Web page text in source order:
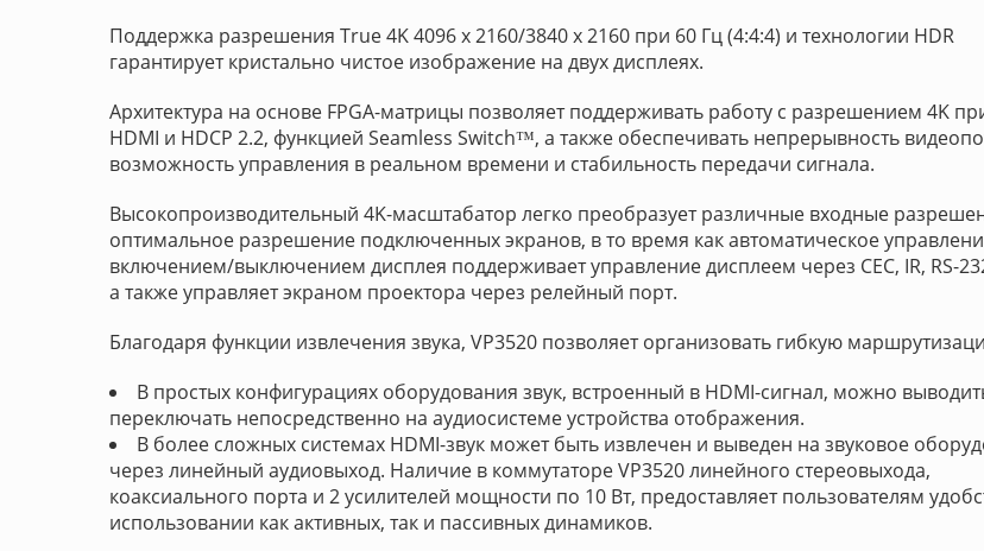
Поддержка разрешения True 4K 4096 x 2160/3840 x 2160 при 60 Гц (4:4:4) и технологии HDR
гарантирует кристально чистое изображение на двух дисплеях.
Архитектура на основе FPGA-матрицы позволяет поддерживать работу с разрешением 4K
HDMI и HDCP 2.2, функцией Seamless Switch™, а также обеспечивать непрерывность
возможность управления в реальном времени и стабильность передачи сигнала.
Высокопроизводительный 4K-масштабатор легко преобразует различные входные
оптимальное разрешение подключенных экранов, в то время как автоматическое
включением/выключением дисплея поддерживает управление дисплеем через CEC, IR, RS-
а также управляет экраном проектора через релейный порт.
Благодаря функции извлечения звука, VP3520 позволяет организовать гибкую
В простых конфигурациях оборудования звук, встроенный в HDMI-сигнал, можно
переключать непосредственно на аудиосистеме устройства отображения.
В более сложных системах HDMI-звук может быть извлечен и выведен на звуковое
через линейный аудиовыход. Наличие в коммутаторе VP3520 линейного стереовыхода,
коаксиального порта и 2 усилителей мощности по 10 Вт, предоставляет пользователям
использовании как активных, так и пассивных динамиков.